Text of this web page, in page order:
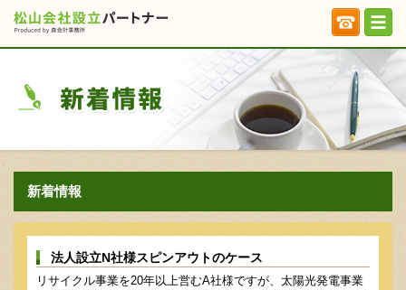
新着情報
法人設立N社様スピンアウトのケース
リサイクル事業を20年以上営むA社様ですが、太陽光発電事業